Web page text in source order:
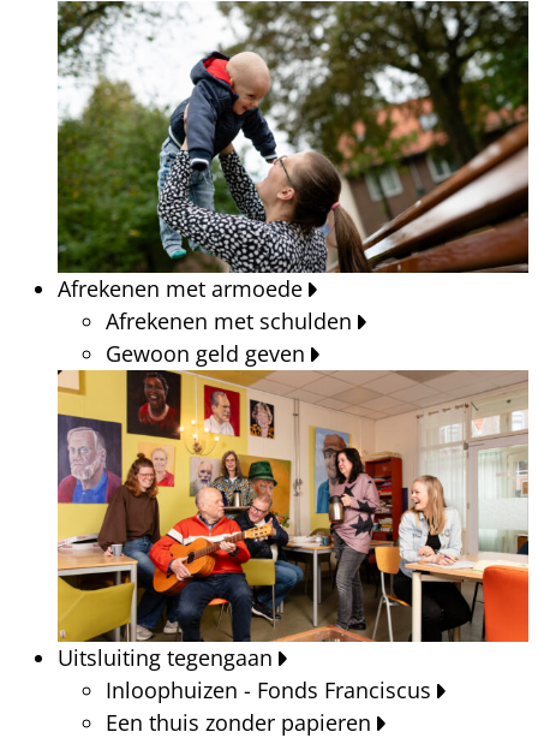
Afrekenen met armoede
Afrekenen met schulden
Gewoon geld geven
Uitsluiting tegengaan
Inloophuizen - Fonds Franciscus
Een thuis zonder papieren